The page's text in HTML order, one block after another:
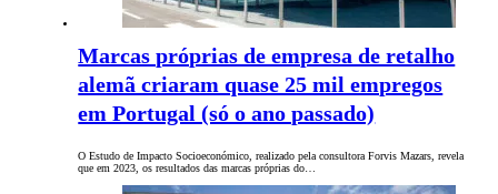
Marcas próprias de empresa de retalho
alemã criaram quase 25 mil empregos
em Portugal (só o ano passado)
O Estudo de Impacto Socioeconómico, realizado pela consultora Forvis Mazars, revela
que em 2023, os resultados das marcas próprias do…